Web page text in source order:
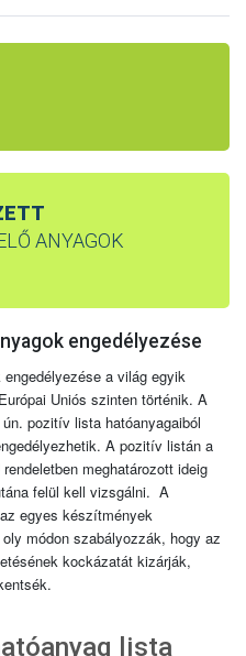
ANYAGOK
engedélyezése
a világ egyik
Uniós szinten történik. A
pozitív lista hatóanyagaiból
A pozitív listán a
meghatározott ideig
felül kell vizsgálni. A
egyes készítmények
módon szabályozzák, hogy az
kockázatát kizárják,
lista